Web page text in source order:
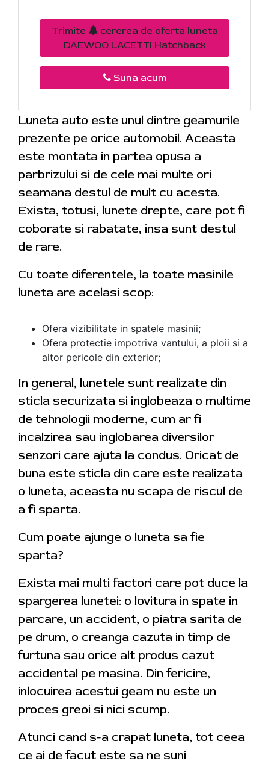
Trimite
cererea de oferta luneta
DAEWOO LACETTI Hatchback
Suna acum
Luneta auto este unul dintre geamurile
prezente pe orice automobil. Aceasta
este montata in partea opusa a
parbrizului si de cele mai multe ori
seamana destul de mult cu acesta.
Exista, totusi, lunete drepte, care pot fi
coborate si rabatate, insa sunt destul
de rare.
Cu toate diferentele, la toate masinile
luneta are acelasi scop:
Ofera vizibilitate in spatele masinii;
Ofera protectie impotriva vantului, a ploii si a
altor pericole din exterior;
In general, lunetele sunt realizate din
sticla securizata si inglobeaza o multime
de tehnologii moderne, cum ar fi
incalzirea sau inglobarea diversilor
senzori care ajuta la condus. Oricat de
buna este sticla din care este realizata
o luneta, aceasta nu scapa de riscul de
a fi sparta.
Cum poate ajunge o luneta sa fie
sparta?
Exista mai multi factori care pot duce la
spargerea lunetei: o lovitura in spate in
parcare, un accident, o piatra sarita de
pe drum, o creanga cazuta in timp de
furtuna sau orice alt produs cazut
accidental pe masina. Din fericire,
inlocuirea acestui geam nu este un
proces greoi si nici scump.
Atunci cand s-a crapat luneta, tot ceea
ce ai de facut este sa ne suni